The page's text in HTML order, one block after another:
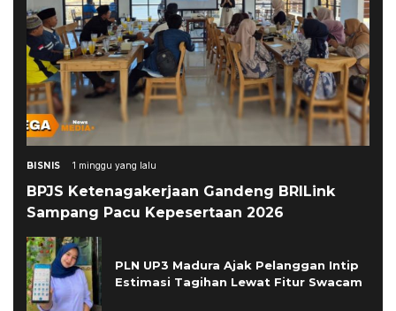
BISNIS 1 minggu yang lalu
BPJS Ketenagakerjaan Gandeng BRILink
Sampang Pacu Kepesertaan 2026
PLN UP3 Madura Ajak Pelanggan Intip
Estimasi Tagihan Lewat Fitur Swacam